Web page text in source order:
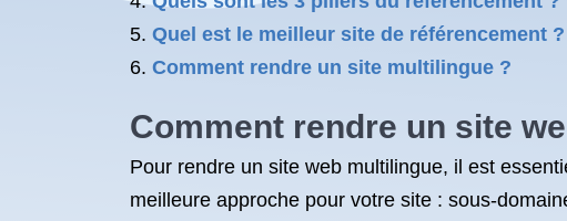
Quel est le meilleur site de référencement ?
Comment rendre un site multilingue ?
Comment rendre un site
Pour rendre un site web multilingue, il est
meilleure approche pour votre site : sous-